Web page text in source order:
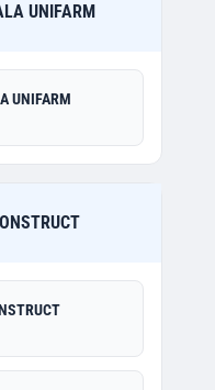
UNIFARM
UNIFARM